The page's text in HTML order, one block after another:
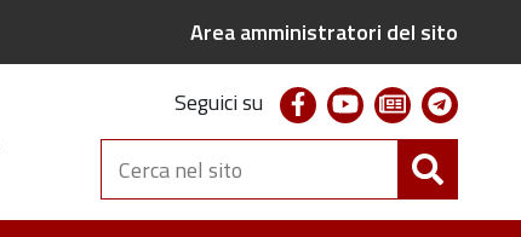
Area amministratori del sito
Seguici su facebookyoutubenewsletter
Cerca
nel
sito